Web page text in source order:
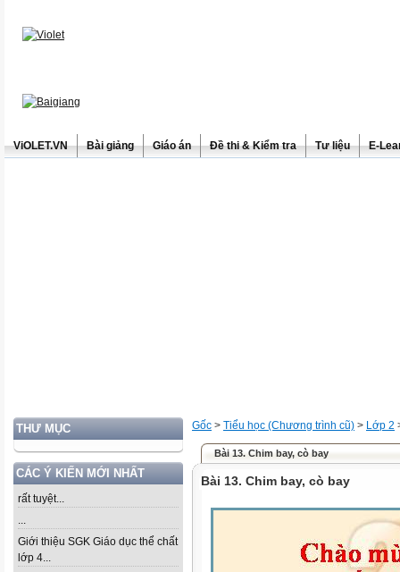
ViOLET.VN Bài giảng Giáo án Đề thi & Kiểm tra Tư liệu E-
THƯ MỤC
CÁC Ý KIẾN MỚI NHẤT
rất tuyệt...
...
Giới thiệu SGK Giáo dục thể chất
lớp 4...
Gốc > Tiểu học (Chương trình cũ) > Lớp 2
Bài 13. Chim bay, cò bay
Bài 13. Chim bay, cò bay